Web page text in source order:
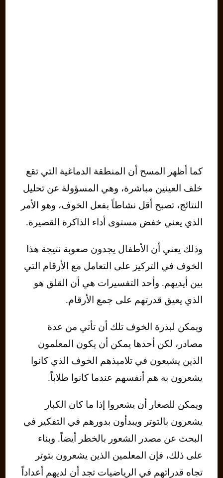
كما أظهر المسح أن المنطقة الدماغية التي تقع
خلف العينين مباشرة، وهي المسؤولة عن تحليل
النتائج، تصبح أقل نشاطاً بفعل الخوف، وهو الأمر
الذي يعني خفض مستوى أداء الذاكرة القصيرة.
وذلك يعني أن الأطفال يجدون صعوبة نتيجة هذا
الخوف في التركيز على التعامل مع الأرقام التي
بين أيديهم. وأحد التفسيرات هي أن القلق هو
الذي يعيق قدرتهم على جمع الأرقام.
ويمكن لبذرة الخوف تلك أن تأتي من عدة
مصادر، لكن أحدها يمكن أن يكون المعلمون
الذين يشيعون في تلاميذهم الخوف الذي كانوا
يشعرون به هم أنفسهم عندما كانوا طلاباً.
ويمكن للصغار أن يشعروا إذا ما كان الكبار
يشعرون بالتوتر ويبدأون بدورهم في التفكير في
البحث عن مصدر الشعور بالخطر أيضاً. وبناء
على ذلك، فإن المعلمين الذين يشعرون بتوتر
تجاه قدراتهم في الرياضيات تجد أن لديهم أعداداً